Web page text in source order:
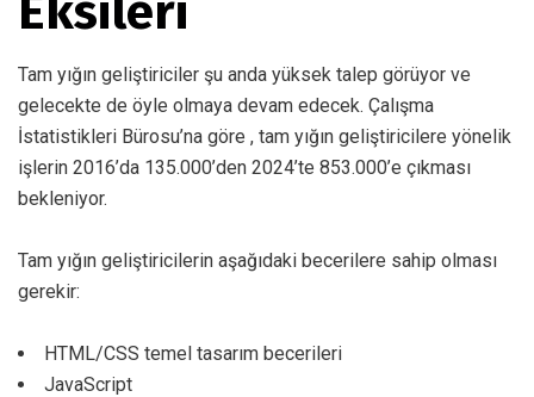
Tam yığın geliştiriciler şu anda yüksek talep görüyor ve
gelecekte de öyle olmaya devam edecek. Çalışma
İstatistikleri Bürosu’na göre , tam yığın geliştiricilere yönelik
işlerin 2016’da 135.000’den 2024’te 853.000’e çıkması
bekleniyor.
Tam yığın geliştiricilerin aşağıdaki becerilere sahip olması
gerekir:
HTML/CSS temel tasarım becerileri
JavaScript